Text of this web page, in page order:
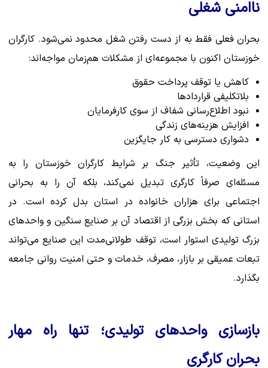
ناامنی شغلی
بحران فعلی فقط به از دست رفتن شغل محدود نمی‌شود. کارگران
خوزستان اکنون با مجموعه‌ای از مشکلات هم‌زمان مواجه‌اند:
کاهش یا توقف پرداخت حقوق
بلاتکلیفی قراردادها
نبود اطلاع‌رسانی شفاف از سوی کارفرمایان
افزایش هزینه‌های زندگی
دشواری دسترسی به کار جایگزین
این وضعیت، تأثیر جنگ بر شرایط کارگران خوزستان را به
مسئله‌ای صرفاً کارگری تبدیل نمی‌کند، بلکه آن را به بحرانی
اجتماعی برای هزاران خانواده در استان بدل کرده است. در
استانی که بخش بزرگی از اقتصاد آن بر صنایع سنگین و واحدهای
بزرگ تولیدی استوار است، توقف طولانی‌مدت این صنایع می‌تواند
تبعات عمیقی بر بازار، مصرف، خدمات و حتی امنیت روانی جامعه
بگذارد.
بازسازی واحدهای تولیدی؛ تنها راه مهار
بحران کارگری